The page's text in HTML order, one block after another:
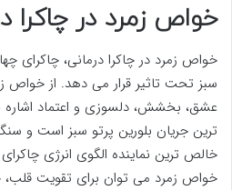
خواص زمرد در چاکرا
خواص زمرد در چاکرا درمانی، چاکرای
سبز تحت تاثیر قرار می دهد. از
عشق، بخشش، دلسوزی و اعتماد
ترین جریان بلورین پرتو سبز است و
خالص ترین نماینده الگوی انرژی
خواص زمرد می توان برای تقویت